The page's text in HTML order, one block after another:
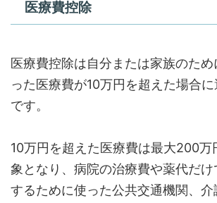
医療費控除
医療費控除は自分または家族のため
った医療費が10万円を超えた場合
です。
10万円を超えた医療費は最大200万
象となり、病院の治療費や薬代だ
するために使った公共交通機関、